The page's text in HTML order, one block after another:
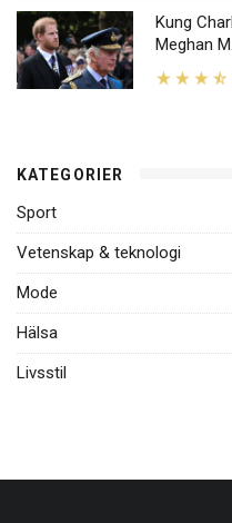
Kung
Meghan
KATEGORIER
Sport
Vetenskap & teknologi
Mode
Hälsa
Livsstil